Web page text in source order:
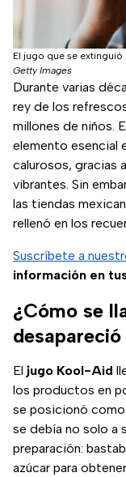
El jugo que se
Getty Images
Durante varias
rey de los
millones de niños.
elemento esencial
calurosos, gracias
vibrantes. Sin
las tiendas
rellenó en los
Suscríbete a
información en
¿Cómo se
El jugo Kool-Aid
los productos en
se posicionó como
se debía no solo a
preparación:
azúcar para